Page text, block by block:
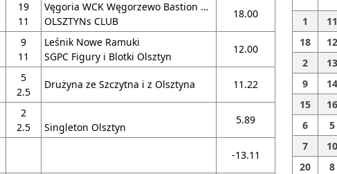
19
11
Vęgoria WCK Węgorzewo Bastion Smaku
OLSZTYNs CLUB
18.00
9
11
Leśnik Nowe Ramuki
SGPC Figury i Blotki Olsztyn
12.00
5
2.5
Drużyna ze Szczytna i z Olsztyna 11.22
2
2.5
Singleton Olsztyn
5.89
-13.11
1
11
18
12
2
13
9
14
15
16
6
5
7
10
20
8